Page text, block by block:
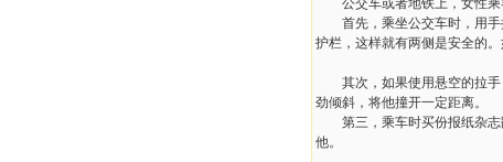
公交车或者地铁上，女性乘
首先，乘坐公交车时，用手
护栏，这样就有两侧是安全的
其次，如果使用悬空的拉手
劲倾斜，将他撞开一定距离。
第三，乘车时买份报纸杂志
他。